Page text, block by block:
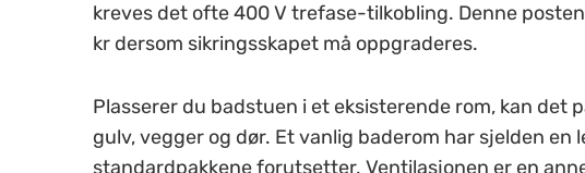
kreves det ofte 400 V trefase-tilkobling. Denne
kr dersom sikringsskapet må oppgraderes.
Plasserer du badstuen i et eksisterende rom, kan det
gulv, vegger og dør. Et vanlig baderom har sjelden en
standardpakkene forutsetter. Ventilasjonen er en